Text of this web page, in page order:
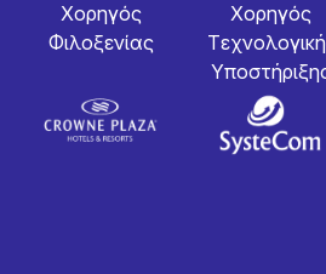
Χορηγός
Φιλοξενίας
Χορηγός